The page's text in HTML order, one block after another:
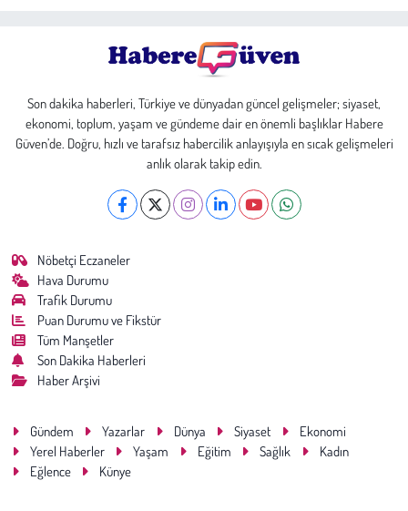
Son dakika haberleri, Türkiye ve dünyadan güncel gelişmeler; siyaset,
ekonomi, toplum, yaşam ve gündeme dair en önemli başlıklar Habere
Güven’de. Doğru, hızlı ve tarafsız habercilik anlayışıyla en sıcak gelişmeleri
anlık olarak takip edin.
Nöbetçi Eczaneler
Hava Durumu
Trafik Durumu
Puan Durumu ve Fikstür
Tüm Manşetler
Son Dakika Haberleri
Haber Arşivi
Gündem Yazarlar Dünya Siyaset
Ekonomi
Yerel Haberler
Yaşam Eğitim Sağlık
Kadın
Eğlence
Künye